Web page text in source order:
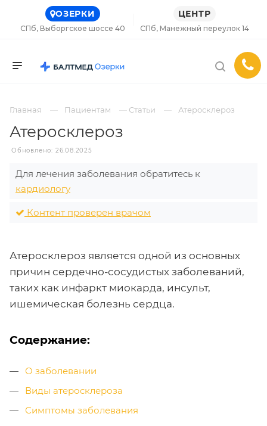
ОЗЕРКИ
СПб, Выборгское шоссе 40
ЦЕНТР
СПб, Манежный переулок 14
Главная Пациентам Статьи Атеросклероз
Атеросклероз
Обновлено: 26.08.2025
Для лечения заболевания обратитесь к
кардиологу
Контент проверен врачом
Атеросклероз является одной из основных
причин сердечно-сосудистых заболеваний,
таких как инфаркт миокарда, инсульт,
ишемическая болезнь сердца.
Содержание:
О заболевании
Виды атеросклероза
Симптомы заболевания